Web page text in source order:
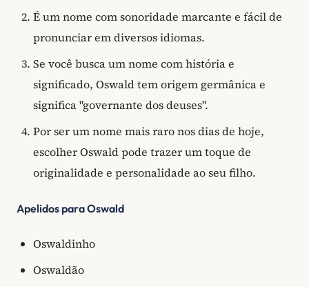
É um nome com sonoridade marcante e fácil de
pronunciar em diversos idiomas.
Se você busca um nome com história e
significado, Oswald tem origem germânica e
significa "governante dos deuses".
Por ser um nome mais raro nos dias de hoje,
escolher Oswald pode trazer um toque de
originalidade e personalidade ao seu filho.
Apelidos para Oswald
Oswaldinho
Oswaldão